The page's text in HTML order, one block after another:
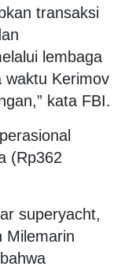
transaksi
lembaga
waktu Kerimov
kata FBI.
(Rp362
superyacht,
Milemarin